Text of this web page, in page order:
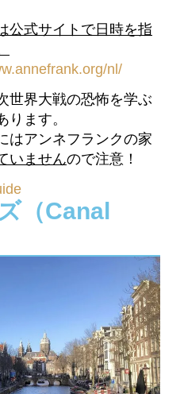
公式サイトで日時を指
nl/
世界大戦の恐怖を学ぶ
ります。
はアンネフランクの家
いませんので注意！
（Canal